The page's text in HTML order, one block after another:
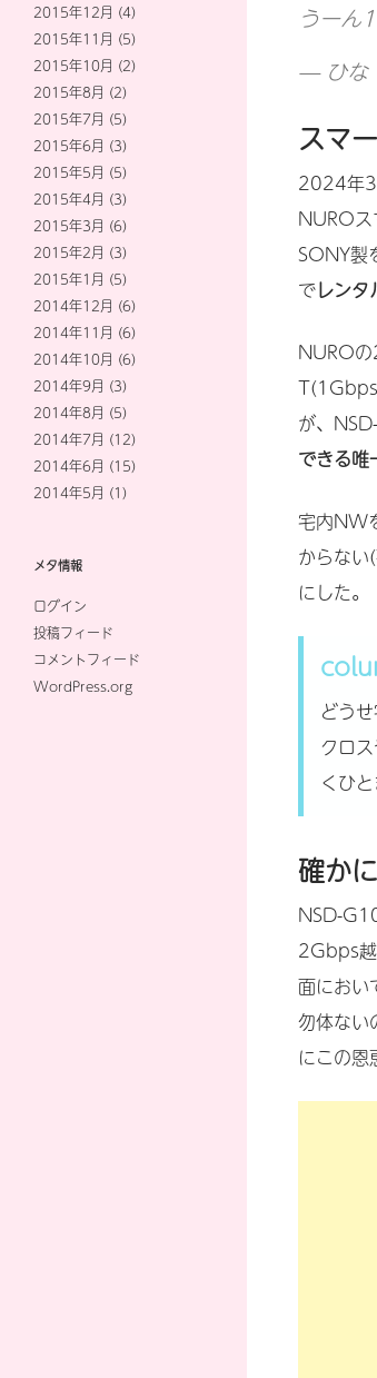
うー
— ひな
スマ
2024年3
NUROス
SONY製
でレンタ
NURO
が、
できる唯
宅内NW
からな
にした。
どう
クロ
くひ
確か
NSD-
2Gbps
面におい
勿体ない
にこの恩
2015年12月 (4)
2015年11月 (5)
2015年10月 (2)
2015年8月 (2)
2015年7月 (5)
2015年6月 (3)
2015年5月 (5)
2015年4月 (3)
2015年3月 (6)
2015年2月 (3)
2015年1月 (5)
2014年12月 (6)
2014年11月 (6)
2014年10月 (6)
2014年9月 (3)
2014年8月 (5)
2014年7月 (12)
2014年6月 (15)
2014年5月 (1)
メタ情報
ログイン
投稿フィード
コメントフィード
WordPress.org